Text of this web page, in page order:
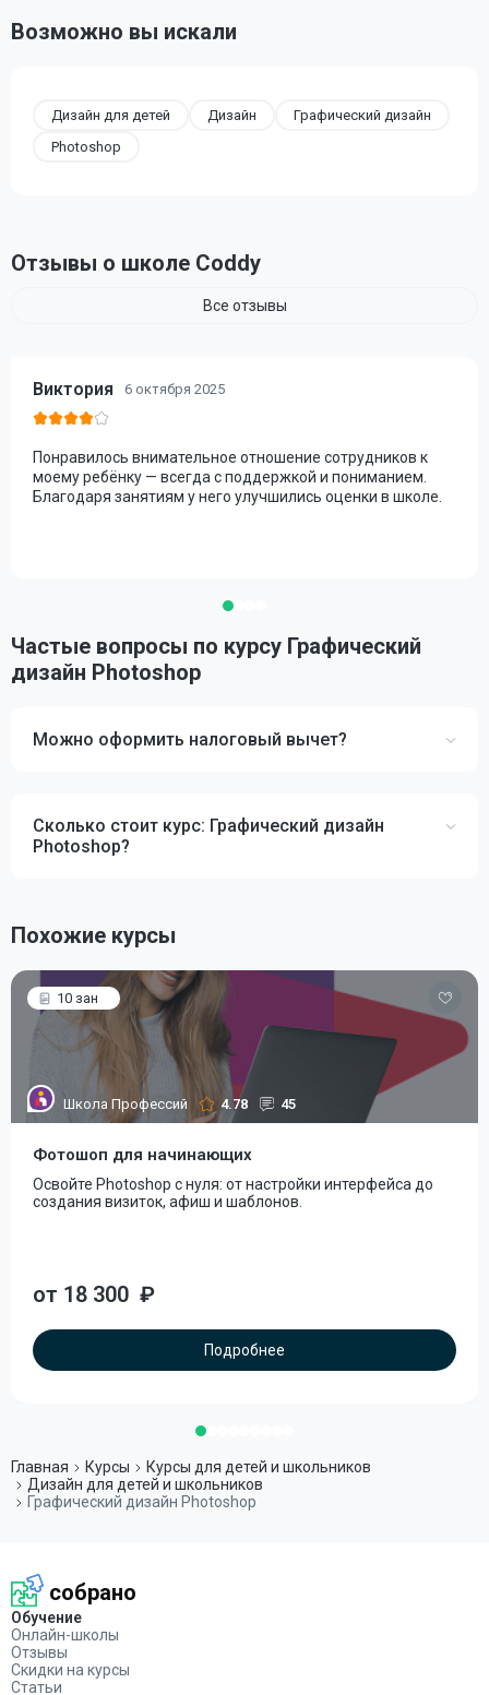
Возможно вы искали
Дизайн для детей Дизайн
Графический дизайн
Photoshop
Отзывы о школе Coddy
Все отзывы
Виктория 6 октября 2025
Понравилось внимательное отношение сотрудников к
моему ребёнку — всегда с поддержкой и пониманием.
Благодаря занятиям у него улучшились оценки в школе.
Частые вопросы по курсу Графический
дизайн Photoshop
Можно оформить налоговый вычет?
Сколько стоит курс: Графический дизайн
Photoshop?
Похожие курсы
10 зан
Школа Профессий 4.78 45
Фотошоп для начинающих
Освойте Photoshop с нуля: от настройки интерфейса до
создания визиток, афиш и шаблонов.
от 18 300 ₽
Подробнее
Главная Курсы
Курсы для детей и школьников
Дизайн для детей и школьников
Графический дизайн Photoshop
собрано
Обучение
Онлайн-школы
Отзывы
Скидки на курсы
Статьи